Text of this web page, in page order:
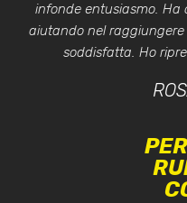
infonde entusiasmo. Ha
aiutando nel
soddisfatta. Ho